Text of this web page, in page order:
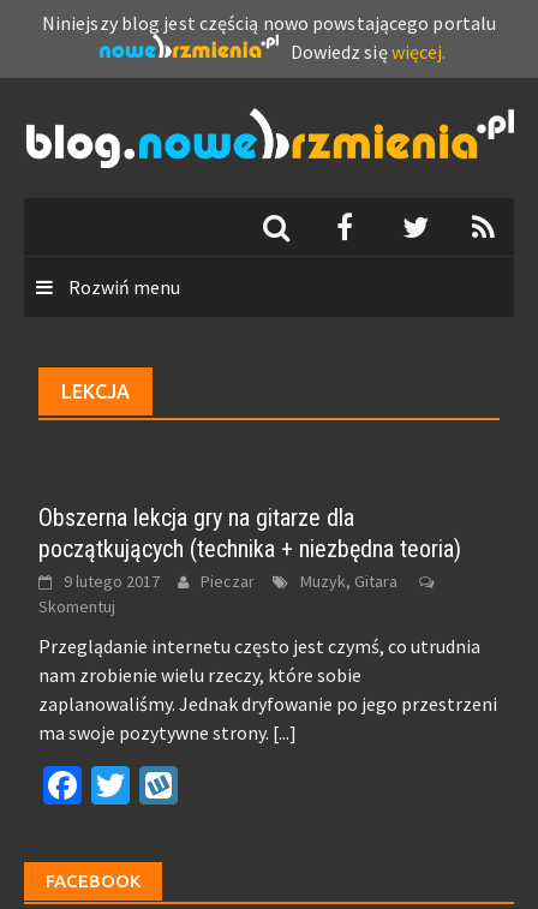
Niniejszy blog jest częścią nowo powstającego portalu
Dowiedz sięwięcej.
content
Rozwiń menu
LEKCJA
Obszerna lekcja gry na gitarze dla
początkujących (technika + niezbędna teoria)
9 lutego 2017 Pieczar
Muzyk, Gitara
Skomentuj
Przeglądanie internetu często jest czymś, co utrudnia
nam zrobienie wielu rzeczy, które sobie
zaplanowaliśmy. Jednak dryfowanie po jego przestrzeni
ma swoje pozytywne strony. [...]
Facebook
Twitter
FACEBOOK